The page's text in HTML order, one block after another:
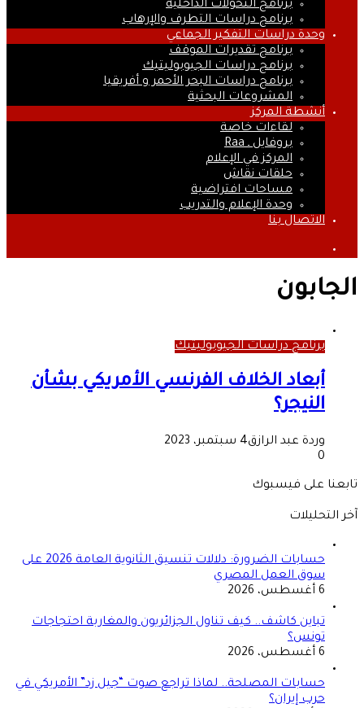
برنامج التحولات الداخلية
برنامج دراسات التطرف والإرهاب
وحدة دراسات التفكير الجماعي
برنامج تقديرات الموقف
برنامج دراسات الجيوبوليتيك
برنامج دراسات البحر الأحمر و أفريقيا
المشروعات البحثية
أنشطة المركز
لقاءات خاصة
بروفايل ـ Raa
المركز في الإعلام
حلقات نقاش
مساحات افتراضية
وحدة الإعلام والتدريب
الاتصال بنا
الجابون
برنامج دراسات الجيوبوليتيك
أبعاد الخلاف الفرنسي الأمريكي بشأن
النيجر؟
وردة عبد الرازق4 سبتمبر، 2023
0
تابعنا على فيسبوك
آخر التحليلات
حسابات الضرورة: دلالات تنسيق الثانوية العامة 2026 على
سوق العمل المصري
6 أغسطس، 2026
تباين كاشف.. كيف تناول الجزائريون والمغاربة احتجاجات
تونس؟
6 أغسطس، 2026
حسابات المصلحة.. لماذا تراجع صوت “جيل زد” الأمريكي في
حرب إيران؟